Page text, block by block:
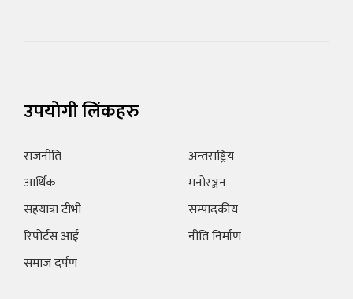
उपयोगी लिंकहरु
राजनीति
आर्थिक
सहयात्रा टीभी
रिपोर्टस आई
समाज दर्पण
अन्तराष्ट्रिय
मनोरञ्जन
सम्पादकीय
नीति निर्माण